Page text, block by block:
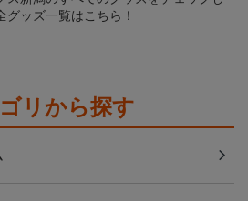
グッズ一覧はこちら！
リから探す